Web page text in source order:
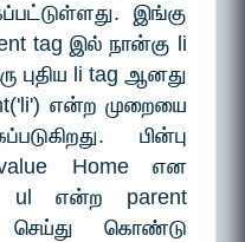
இங்கு
tag இல் நான்கு li
புதிய li tag ஆனது
என்ற முறையை
பின்பு
Home என
ul என்ற parent
கொண்டு